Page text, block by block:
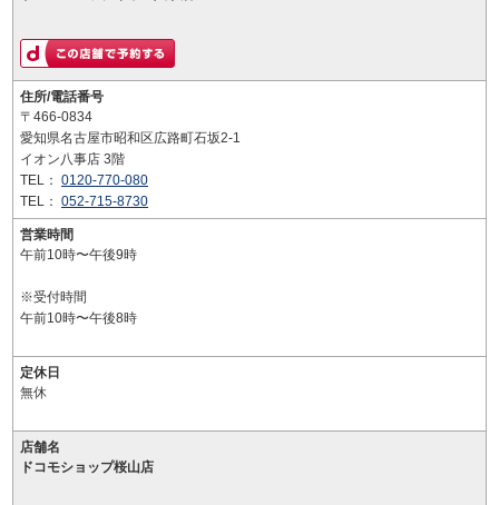
住所/電話番号
〒466-0834
愛知県名古屋市昭和区広路町石坂2-1
イオン八事店 3階
TEL： 0120-770-080
TEL： 052-715-8730
営業時間
午前10時〜午後9時
※受付時間
午前10時〜午後8時
定休日
無休
店舗名
ドコモショップ桜山店